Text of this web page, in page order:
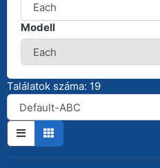
Modell
Találatok száma: 19